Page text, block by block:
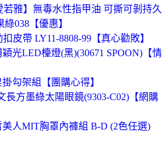
若雅】無毒水性指甲油 可撕可剝持久
038【優惠】
皮帶 LY11-8808-99【真心勸敗】
穎光LED檯燈(黑)(30671 SPOON)【情
勾架組【團購心得】
長方墨綠太陽眼鏡(9303-C02)【網購
美人MIT胸罩內褲組 B-D (2色任選)